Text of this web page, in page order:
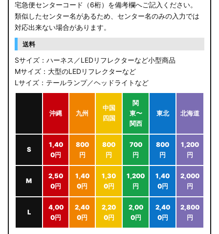
宅急便センターコード（6桁）を備考欄へご記入ください。
類似したセンター名があるため、センター名のみの入力では
対応出来ない場合があります。
送料
Sサイズ：ハーネス／LEDリフレクターなど小型商品
Mサイズ：大型のLEDリフレクターなど
Lサイズ：テールランプ／ヘッドライトなど
沖縄 九州
中国
四国
関
東〜
関西
東北 北海道
S
1,40
0円
800
円
800
円
700
円
800
円
1,200
円
M
2,50
0円
1,40
0円
1,30
0円
1,200
円
1,40
0円
2,000
円
L
4,00
0円
2,40
0円
2,20
0円
2,00
0円
2,40
0円
2,800
円